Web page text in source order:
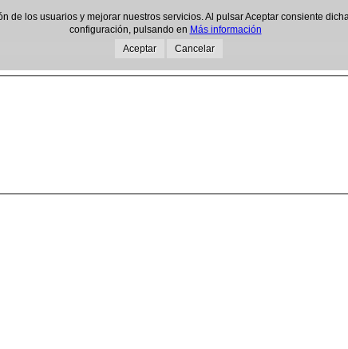
los usuarios y mejorar nuestros servicios. Al pulsar Aceptar consiente
configuración, pulsando en Más información
Aceptar
Cancelar